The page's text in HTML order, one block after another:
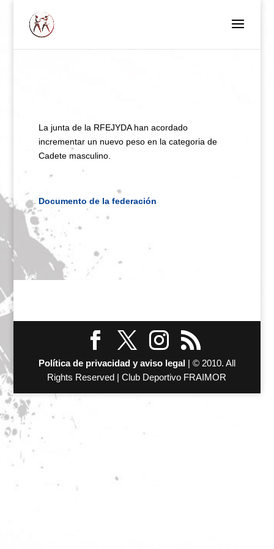
La junta de la RFEJYDA han acordado
incrementar un nuevo peso en la categoria de
Cadete masculino.
Documento de la federación
Política de privacidad y aviso legal| © 2010. All
Rights Reserved | Club Deportivo FRAIMOR